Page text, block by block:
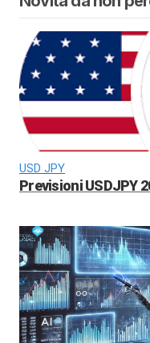
USD JPY
Previsioni USDJPY